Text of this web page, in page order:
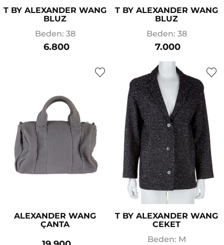
T BY ALEXANDER WANG
BLUZ
Beden: 38
6.800
T BY ALEXANDER WANG
BLUZ
Beden: 38
7.000
ALEXANDER WANG
ÇANTA
T BY ALEXANDER WANG
CEKET
Beden: M